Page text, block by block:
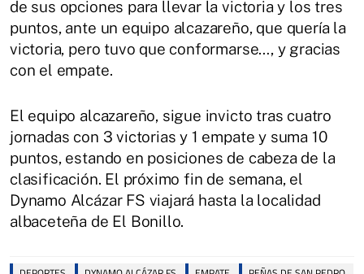
de sus opciones para llevar la victoria y los tres
puntos, ante un equipo alcazareño, que quería la
victoria, pero tuvo que conformarse…, y gracias
con el empate.
El equipo alcazareño, sigue invicto tras cuatro
jornadas con 3 victorias y 1 empate y suma 10
puntos, estando en posiciones de cabeza de la
clasificación. El próximo fin de semana, el
Dynamo Alcázar FS viajará hasta la localidad
albaceteña de El Bonillo.